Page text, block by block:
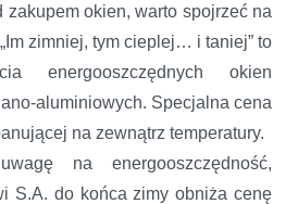
zakupem okien, warto spojrzeć na
zimniej, tym cieplej… i taniej” to
energooszczędnych okien
aluminiowych. Specjalna cena
na zewnątrz temperatury.
na energooszczędność,
S.A. do końca zimy obniża cenę